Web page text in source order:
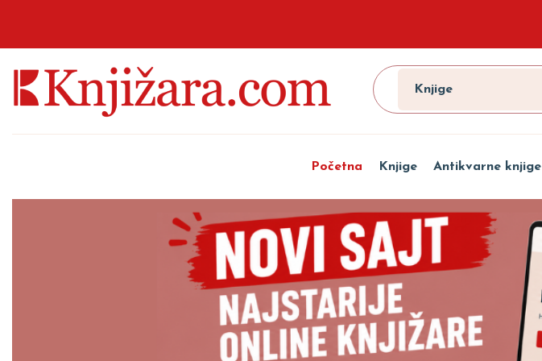
Knjige
Početna Knjige Antikvarne knjige